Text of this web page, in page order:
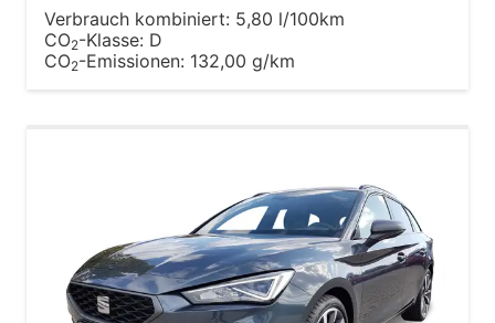
Verbrauch kombiniert: 5,80 l/100km
CO2-Klasse: D
CO2-Emissionen: 132,00 g/km